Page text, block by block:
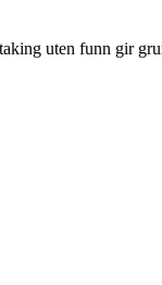
uten funn gir